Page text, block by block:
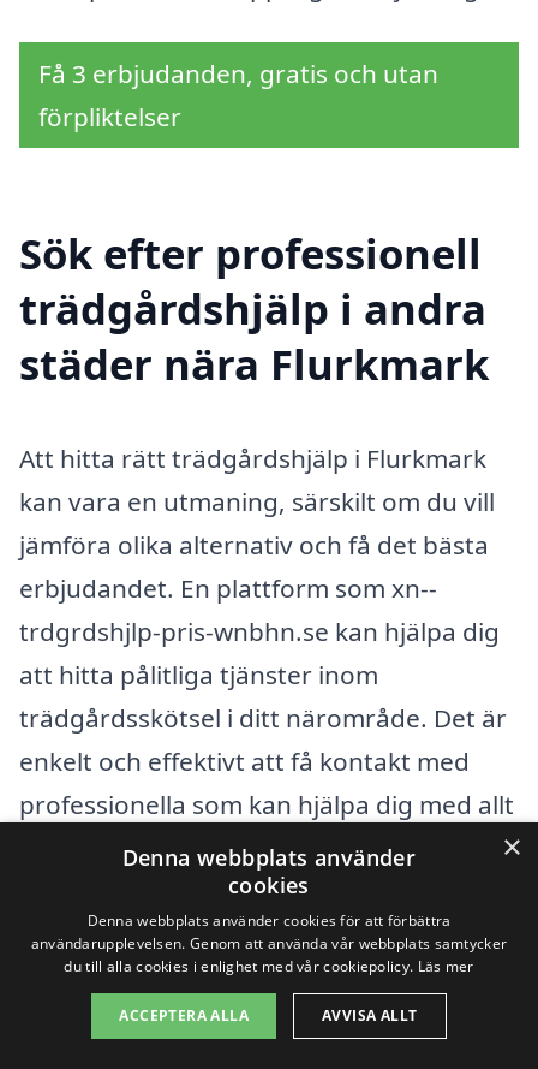
Få 3 erbjudanden, gratis och utan
förpliktelser
Sök efter professionell
trädgårdshjälp i andra
städer nära Flurkmark
Att hitta rätt trädgårdshjälp i Flurkmark
kan vara en utmaning, särskilt om du vill
jämföra olika alternativ och få det bästa
erbjudandet. En plattform som xn--
trdgrdshjlp-pris-wnbhn.se kan hjälpa dig
att hitta pålitliga tjänster inom
trädgårdsskötsel i ditt närområde. Det är
enkelt och effektivt att få kontakt med
professionella som kan hjälpa dig med allt
från gräsklippning och häckklippning till
anläggning av nya växter och
trädgårdsdesign.
Det är även värt att utforska
×
Denna webbplats använder
cookies
Denna webbplats använder cookies för att förbättra
användarupplevelsen. Genom att använda vår webbplats samtycker
du till alla cookies i enlighet med vår cookiepolicy. Läs mer
ACCEPTERA ALLA AVVISA ALLT